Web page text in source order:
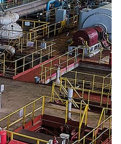
по сертификации
стандарта ISO
планирования для
менеджмента. Особую
управлять и
и повышение
продукции и услуг